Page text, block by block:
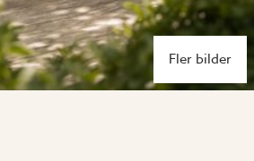
Fler bilder